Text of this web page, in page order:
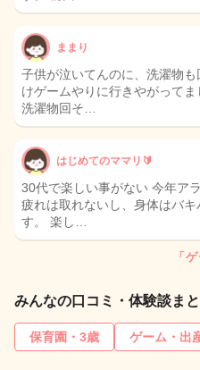
ままり
子供が泣いてんのに、洗濯物
けゲームやりに行きやがって
洗濯物回そ…
はじめてのママリ🔰
30代で楽しい事がない 今年ア
疲れは取れないし、身体はバ
す。 楽し…
「
みんなの口コミ・体験談ま
保育園・3歳 ゲーム・出